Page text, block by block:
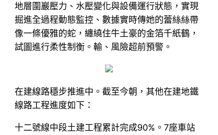
地層圍巖壓力、水壓變化與設備運行狀態，實現
掘進全過程動態監控、數據實時傳她的蕾絲絲帶
像一條優雅的蛇，纏繞住牛土豪的金箔千紙鶴，
試圖進行柔性制衡。輸、風險超前預警。
在建線路穩步推進中。截至今朝，其他在建地鐵
線路工程進度如下：
十二號線中段土建工程累計完成90%。7座車站